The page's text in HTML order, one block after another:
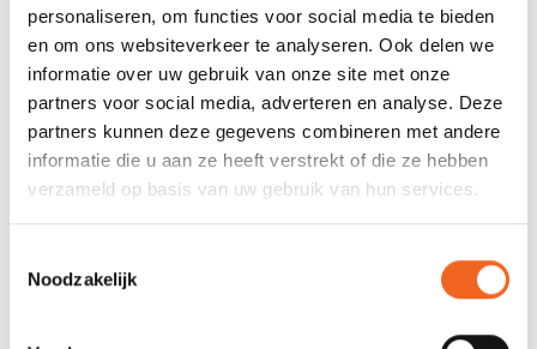
personaliseren, om functies voor social media te bieden
en om ons websiteverkeer te analyseren. Ook delen we
informatie over uw gebruik van onze site met onze
partners voor social media, adverteren en analyse. Deze
partners kunnen deze gegevens combineren met andere
informatie die u aan ze heeft verstrekt of die ze hebben
verzameld op basis van uw gebruik van hun services.
Noodzakelijk
INFORMATIE
Deze universele vin is geschikt voor de opblaasbare SUP's van
Delta, Abstract, Lozen en Aqua Design.
REVIEWS